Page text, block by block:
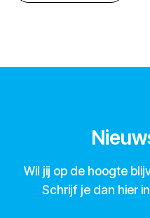
Wil jij op de hoogte
Schrijf je dan hier